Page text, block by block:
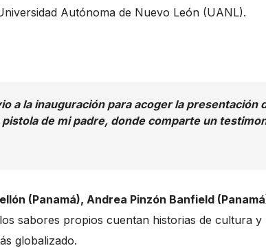
Autónoma de Nuevo León (UANL).
a la inauguración para acoger la presentación
pistola de mi padre, donde comparte un
(Panamá), Andrea Pinzón Banfield
sabores propios cuentan historias de cultura y
globalizado.